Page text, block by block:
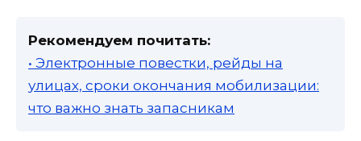
Рекомендуем почитать:
• Электронные повестки, рейды на
улицах, сроки окончания мобилизации:
что важно знать запасникам